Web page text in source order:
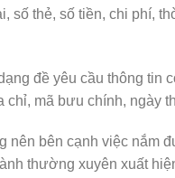
số thẻ, số tiền, chi phí,
đề yêu cầu thông
chỉ, mã bưu chính, ngày
bên cạnh việc nắm
thường xuyên xuất